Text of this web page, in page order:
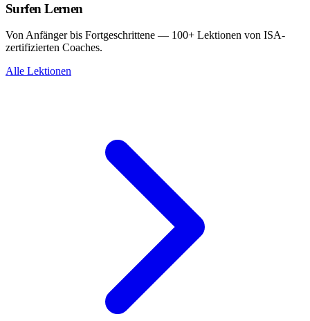
Surfen Lernen
Von Anfänger bis Fortgeschrittene — 100+ Lektionen von ISA-
zertifizierten Coaches.
Alle Lektionen